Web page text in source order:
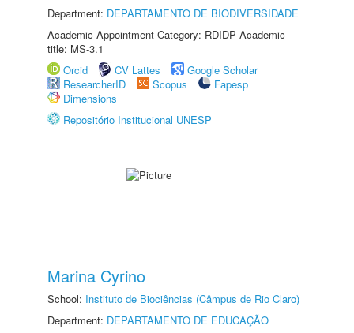
Department: DEPARTAMENTO DE BIODIVERSIDADE
Academic Appointment Category: RDIDP Academic
title: MS-3.1
Orcid
CV Lattes
Google Scholar
ResearcherID
Scopus
Fapesp
Dimensions
Repositório Institucional UNESP
Marina Cyrino
School: Instituto de Biociências (Câmpus de Rio Claro)
Department: DEPARTAMENTO DE EDUCAÇÃO